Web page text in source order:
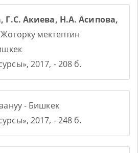
Г.С. Акиева, Н.А. Асипова,
Жогорку мектептин
2017, - 208 б.
- Бишкек
2017, - 248 б.